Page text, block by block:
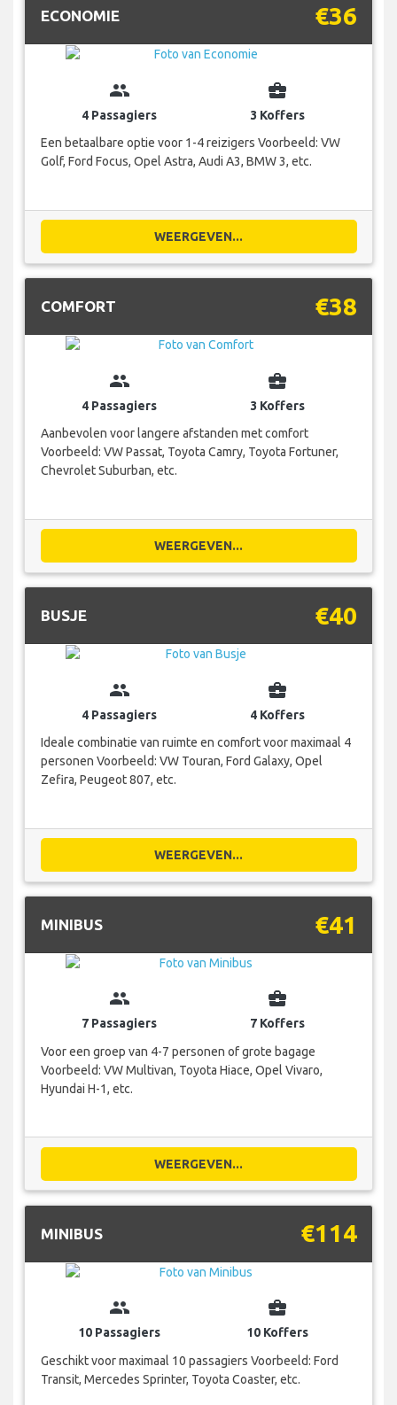
ECONOMIE €36
group
4 Passagiers
business_center
3 Koffers
Een betaalbare optie voor 1-4 reizigers Voorbeeld: VW
Golf, Ford Focus, Opel Astra, Audi A3, BMW 3, etc.
WEERGEVEN...
COMFORT €38
group
4 Passagiers
business_center
3 Koffers
Aanbevolen voor langere afstanden met comfort
Voorbeeld: VW Passat, Toyota Camry, Toyota Fortuner,
Chevrolet Suburban, etc.
WEERGEVEN...
BUSJE €40
group
4 Passagiers
business_center
4 Koffers
Ideale combinatie van ruimte en comfort voor maximaal 4
personen Voorbeeld: VW Touran, Ford Galaxy, Opel
Zefira, Peugeot 807, etc.
WEERGEVEN...
MINIBUS €41
group
7 Passagiers
business_center
7 Koffers
Voor een groep van 4-7 personen of grote bagage
Voorbeeld: VW Multivan, Toyota Hiace, Opel Vivaro,
Hyundai H-1, etc.
WEERGEVEN...
MINIBUS €114
group
10 Passagiers
business_center
10 Koffers
Geschikt voor maximaal 10 passagiers Voorbeeld: Ford
Transit, Mercedes Sprinter, Toyota Coaster, etc.